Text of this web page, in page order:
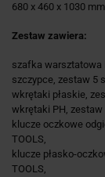
680 x 460 x 1030
Zestaw zawiera:
szafka warsztatowa
szczypce, zestaw 5
wkrętaki płaskie,
wkrętaki PH, zestaw
klucze oczkowe
TOOLS,
klucze płasko-
TOOLS,